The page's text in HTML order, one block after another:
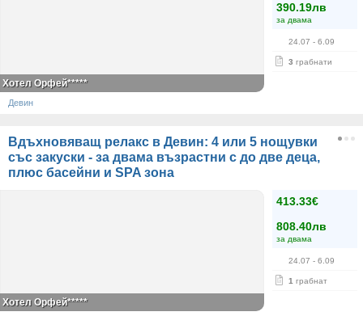
390.19лв
за двама
24.07 - 6.09
3 грабнати
Хотел Орфей*****
Девин
Вдъхновяващ релакс в Девин: 4 или 5 нощувки
със закуски - за двама възрастни с до две деца,
плюс басейни и SPA зона
413.33€
808.40лв
за двама
24.07 - 6.09
1 грабнат
Хотел Орфей*****